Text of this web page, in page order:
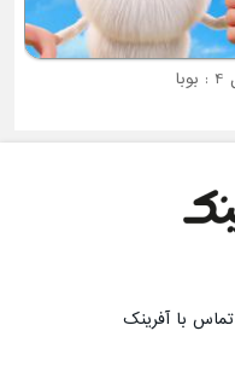
تماس با آفرینک